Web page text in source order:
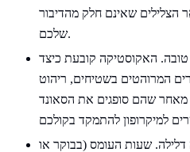
הצלילים שאינם חלק מהדיבור
שלכם.
האקוסטיקה קובעת כיצד
המרוהטים בשטיחים, ריהוט
מאחר שהם סופגים את הסאונד
שעות העומס (בבוקר או